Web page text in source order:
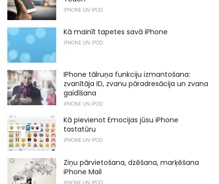
IPHONE UN IPOD
Kā mainīt tapetes savā iPhone
IPHONE UN IPOD
IPhone tālruņa funkciju izmantošana:
zvanītāja ID, zvanu pāradresācija un zvana
gaidīšana
IPHONE UN IPOD
Kā pievienot Emocijas jūsu iPhone
tastatūru
IPHONE UN IPOD
Ziņu pārvietošana, dzēšana, marķēšana
iPhone Mail